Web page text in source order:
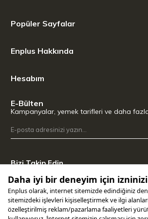
Popüler Sayfalar
Enplus Hakkında
Hesabım
E-Bülten
Kampanyalar, yemek tarifleri ve daha
Bizi Takip Edin
Uygulamamızı İndirin